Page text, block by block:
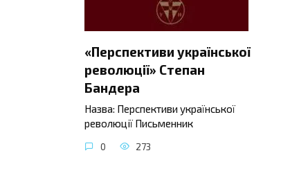
«Перспективи української
революції» Степан
Бандера
Назва: Перспективи української
революції Письменник
0 273